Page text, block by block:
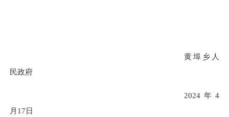
黄埠乡人
民政府
2024 年 4
月 17日